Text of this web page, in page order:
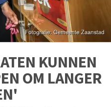
KUNNEN
OM LANGER